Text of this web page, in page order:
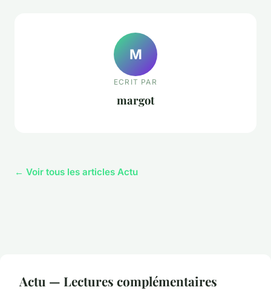
M
ECRIT PAR
margot
← Voir tous les articles Actu
Actu — Lectures complémentaires